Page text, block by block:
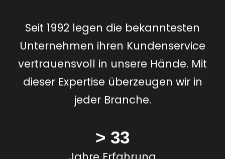
Seit 1992 legen die bekanntesten
Unternehmen ihren Kundenservice
vertrauensvoll in unsere Hände. Mit
dieser Expertise überzeugen wir in
jeder Branche.
> 33